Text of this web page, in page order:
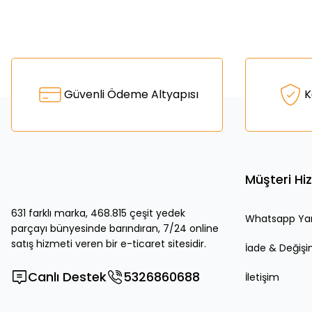
Ürün resmi kalitesiz, bozuk veya görüntülenemiyor.
Güvenli Ödeme Altyapısı
631 farklı marka, 468.815 çeşit yedek
parçayı bünyesinde barındıran, 7/24 online
satış hizmeti veren bir e-ticaret sitesidir.
Canlı Destek 5326860688
Müşteri
Whatsapp
İade &
İletişim